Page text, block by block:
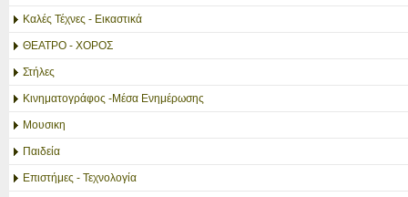
Καλές Τέχνες - Εικαστικά
ΘΕΑΤΡΟ - ΧΟΡΟΣ
Στήλες
Κινηματογράφος -Μέσα Ενημέρωσης
Μουσικη
Παιδεία
Επιστήμες - Τεχνολογία